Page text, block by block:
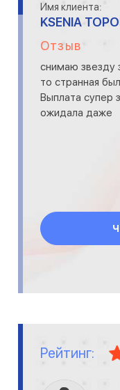
Имя клиента:
KSENIA
Отзыв
снимаю звезду
то странная
Выплата супер
ожидала даже
Рейтинг: